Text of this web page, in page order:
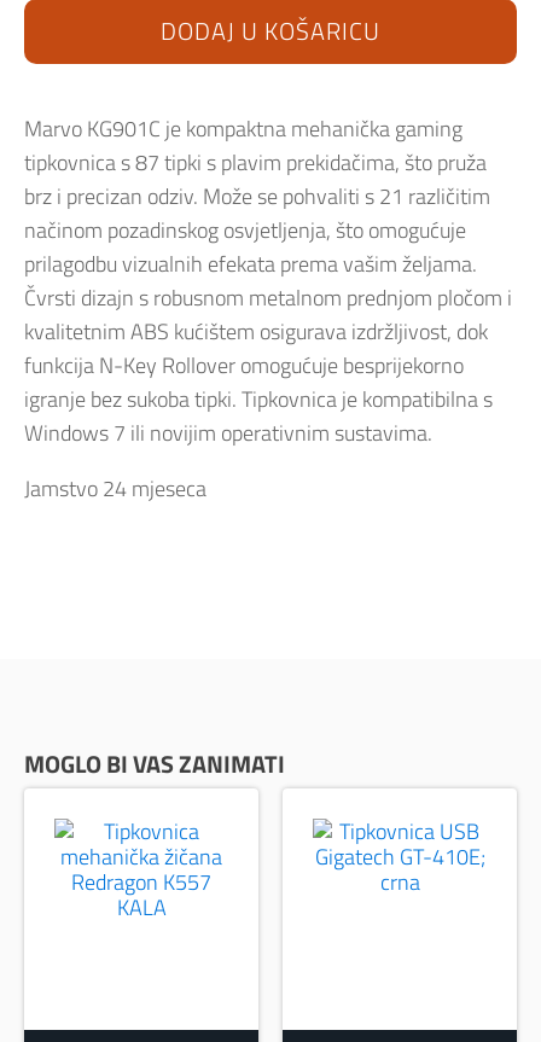
EN
KRONE
87
DODAJ U KOŠARICU
Marvo KG901C je kompaktna mehanička gaming
tipkovnica s 87 tipki s plavim prekidačima, što pruža
brz i precizan odziv. Može se pohvaliti s 21 različitim
načinom pozadinskog osvjetljenja, što omogućuje
prilagodbu vizualnih efekata prema vašim željama.
Čvrsti dizajn s robusnom metalnom prednjom pločom i
kvalitetnim ABS kućištem osigurava izdržljivost, dok
funkcija N-Key Rollover omogućuje besprijekorno
igranje bez sukoba tipki.Tipkovnica je kompatibilna s
Windows 7 ili novijim operativnim sustavima.
Jamstvo 24 mjeseca
MOGLO BI VAS ZANIMATI